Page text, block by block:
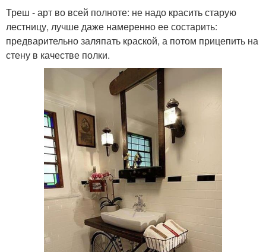
Треш - арт во всей полноте: не надо красить старую
лестницу, лучше даже намеренно ее состарить:
предварительно заляпать краской, а потом прицепить на
стену в качестве полки.